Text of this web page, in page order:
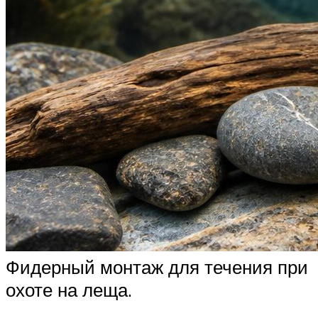
Фидерный монтаж для течения при
охоте на леща.